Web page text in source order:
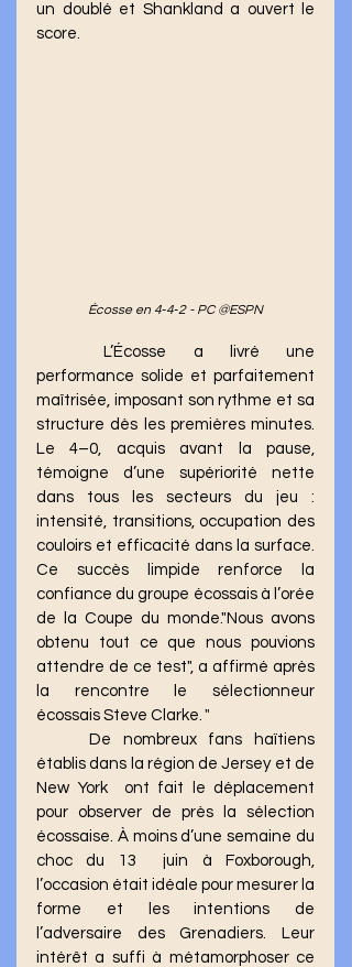
un doublé et Shankland a ouvert le
score.
Écosse en 4‑4‑2 - PC @ESPN
	L’Écosse a livré une
performance solide et parfaitement
maîtrisée, imposant son rythme et sa
structure dès les premières minutes.
Le 4–0, acquis avant la pause,
témoigne d’une supériorité nette
dans tous les secteurs du jeu :
intensité, transitions, occupation des
couloirs et efficacité dans la surface.
Ce succès limpide renforce la
confiance du groupe écossais à l’orée
de la Coupe du monde."Nous avons
obtenu tout ce que nous pouvions
attendre de ce test", a affirmé après
la rencontre le sélectionneur
écossais Steve Clarke. "
établis dans la région de Jersey et de
New York  ont fait le déplacement
pour observer de près la sélection
écossaise. À moins d’une semaine du
choc du 13  juin à Foxborough,
l’occasion était idéale pour mesurer la
forme et les intentions de
l’adversaire des Grenadiers. Leur
intérêt a suffi à métamorphoser ce